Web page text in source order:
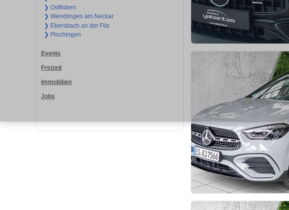
❯ Ostfildern
❯ Wendlingen am Neckar
❯ Ebersbach an der Fils
❯ Plochingen
Events
Freizeit
Immobilien
Jobs